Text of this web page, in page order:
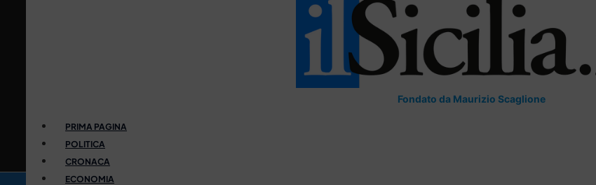
Fondato da Maurizio Scaglione
PRIMA PAGINA
POLITICA
CRONACA
ECONOMIA